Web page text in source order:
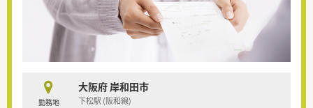
勤務地
大阪府 岸和田市
下松駅 (阪和線)